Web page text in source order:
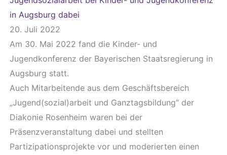
in Augsburg dabei
20. Juli 2022
Am 30. Mai 2022 fand die Kinder- und
Jugendkonferenz der Bayerischen Staatsregierung in
Augsburg statt.
Auch Mitarbeitende aus dem Geschäftsbereich
„Jugend(sozial)arbeit und Ganztagsbildung“ der
Diakonie Rosenheim waren bei der
Präsenzveranstaltung dabei und stellten
Partizipationsprojekte vor und moderierten einen